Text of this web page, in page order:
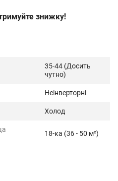
знижку!
35-44 (Досить
чутно)
Неінверторні
Холод
18-ка (36 - 50 м²)